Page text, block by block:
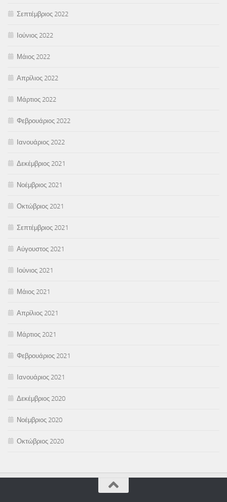
Σεπτέμβριος 2022
Ιούνιος 2022
Μάιος 2022
Απρίλιος 2022
Μάρτιος 2022
Φεβρουάριος 2022
Ιανουάριος 2022
Δεκέμβριος 2021
Νοέμβριος 2021
Οκτώβριος 2021
Σεπτέμβριος 2021
Αύγουστος 2021
Ιούνιος 2021
Μάιος 2021
Απρίλιος 2021
Μάρτιος 2021
Φεβρουάριος 2021
Ιανουάριος 2021
Δεκέμβριος 2020
Νοέμβριος 2020
Οκτώβριος 2020